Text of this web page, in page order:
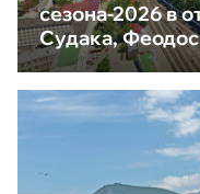
сезона-2026 в
Судака,